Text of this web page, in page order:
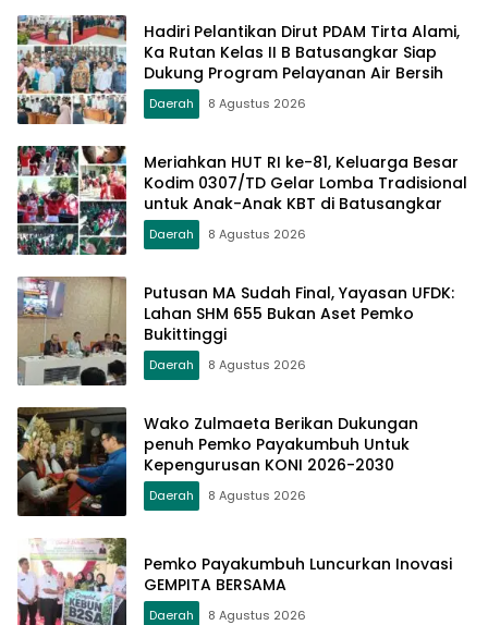
Hadiri Pelantikan Dirut PDAM Tirta Alami,
Ka Rutan Kelas II B Batusangkar Siap
Dukung Program Pelayanan Air Bersih
Daerah 8 Agustus 2026
Meriahkan HUT RI ke-81, Keluarga Besar
Kodim 0307/TD Gelar Lomba Tradisional
untuk Anak-Anak KBT di Batusangkar
Daerah 8 Agustus 2026
Putusan MA Sudah Final, Yayasan UFDK:
Lahan SHM 655 Bukan Aset Pemko
Bukittinggi
Daerah 8 Agustus 2026
Wako Zulmaeta Berikan Dukungan
penuh Pemko Payakumbuh Untuk
Kepengurusan KONI 2026-2030
Daerah 8 Agustus 2026
Pemko Payakumbuh Luncurkan Inovasi
GEMPITA BERSAMA
Daerah 8 Agustus 2026